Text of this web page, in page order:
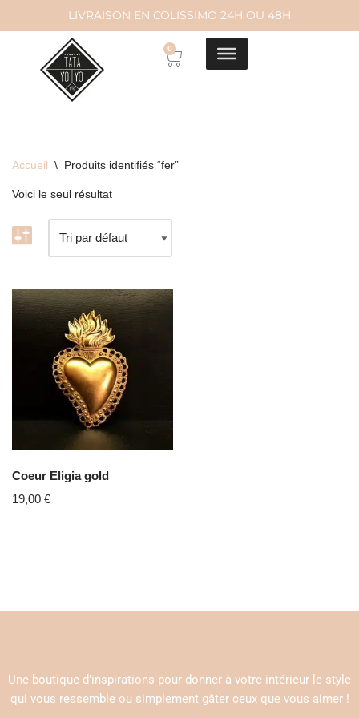
contenu
LIVRAISON EN COLISSIMO 24H OU 48H
0
Accueil \ Produits identifiés “fer”
Voici le seul résultat
Coeur Eligia gold
19,00 €
Une boutique d’inspirations pour donner à votre intérieur le style
qui vous ressemble ou simplement gâter ceux que vous aimer !